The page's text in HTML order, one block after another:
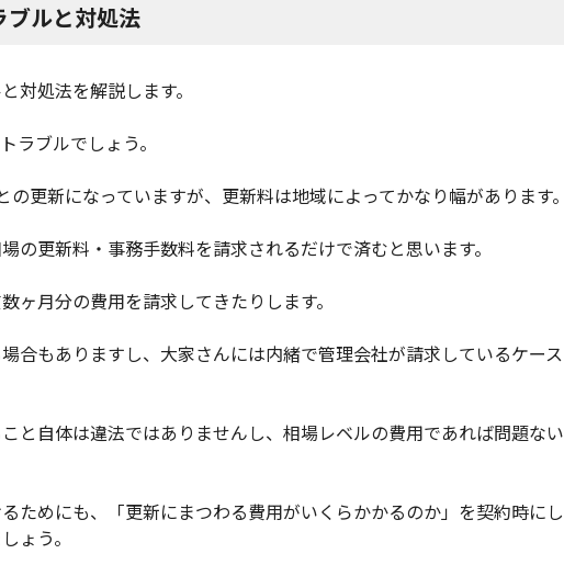
ブルと対処法
対処法を解説します。
ラブルでしょう。
更新になっていますが、更新料は地域によってかなり幅があります。
の更新料・事務手数料を請求されるだけで済むと思います。
ヶ月分の費用を請求してきたりします。
合もありますし、大家さんには内緒で管理会社が請求しているケース
と自体は違法ではありませんし、相場レベルの費用であれば問題ない
ためにも、「更新にまつわる費用がいくらかかるのか」を契約時にし
ょう。